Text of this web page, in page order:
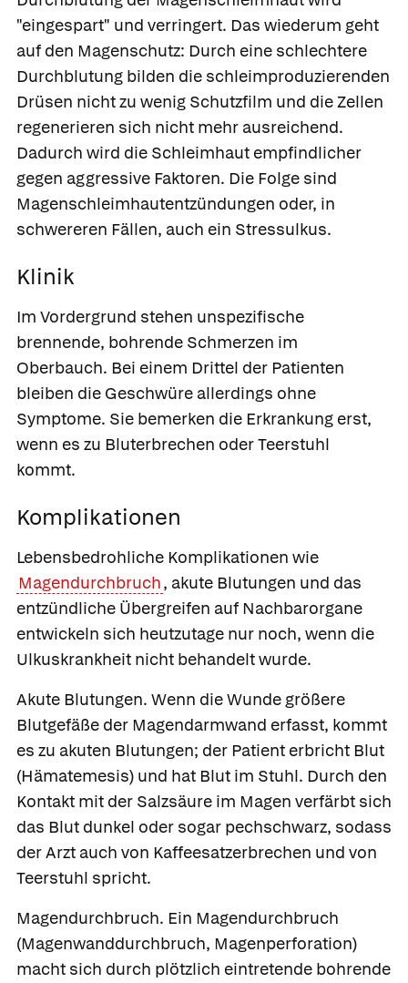
"eingespart" und verringert. Das wiederum geht
auf den Magenschutz: Durch eine schlechtere
Durchblutung bilden die schleimproduzierenden
Drüsen nicht zu wenig Schutzfilm und die Zellen
regenerieren sich nicht mehr ausreichend.
Dadurch wird die Schleimhaut empfindlicher
gegen aggressive Faktoren. Die Folge sind
Magenschleimhautentzündungen oder, in
schwereren Fällen, auch ein Stressulkus.
Klinik
Im Vordergrund stehen unspezifische
brennende, bohrende Schmerzen im
Oberbauch. Bei einem Drittel der Patienten
bleiben die Geschwüre allerdings ohne
Symptome. Sie bemerken die Erkrankung erst,
wenn es zu Bluterbrechen oder Teerstuhl
kommt.
Komplikationen
Lebensbedrohliche Komplikationen wie
Magendurchbruch, akute Blutungen und das
entzündliche Übergreifen auf Nachbarorgane
entwickeln sich heutzutage nur noch, wenn die
Ulkuskrankheit nicht behandelt wurde.
Akute Blutungen. Wenn die Wunde größere
Blutgefäße der Magendarmwand erfasst, kommt
es zu akuten Blutungen; der Patient erbricht Blut
(Hämatemesis) und hat Blut im Stuhl. Durch den
Kontakt mit der Salzsäure im Magen verfärbt sich
das Blut dunkel oder sogar pechschwarz, sodass
der Arzt auch von Kaffeesatzerbrechen und von
Teerstuhl spricht.
Magendurchbruch. Ein Magendurchbruch
(Magenwanddurchbruch, Magenperforation)
macht sich durch plötzlich eintretende bohrende